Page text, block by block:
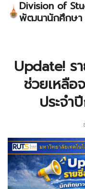
Skip Division of
พัฒนานักศึกษา
Update! ร
ช่วยเหลื
ประจำ